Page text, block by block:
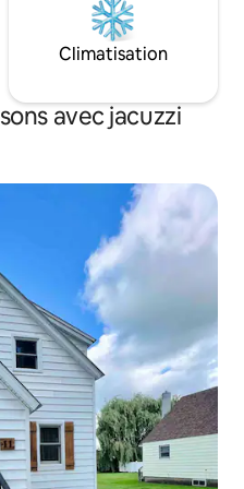
Climatisation
avec jacuzzi